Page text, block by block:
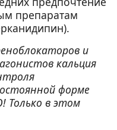
препаратам
и
кальция
форме
Только в этом